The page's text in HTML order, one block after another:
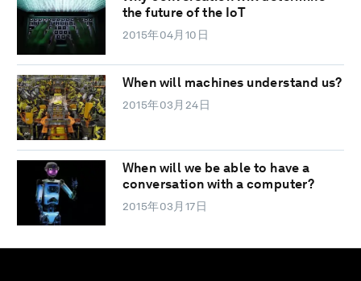
the future of the IoT
2015年04月10日
When will machines understand us?
2015年03月24日
When will we be able to have a
conversation with a computer?
2015年03月17日